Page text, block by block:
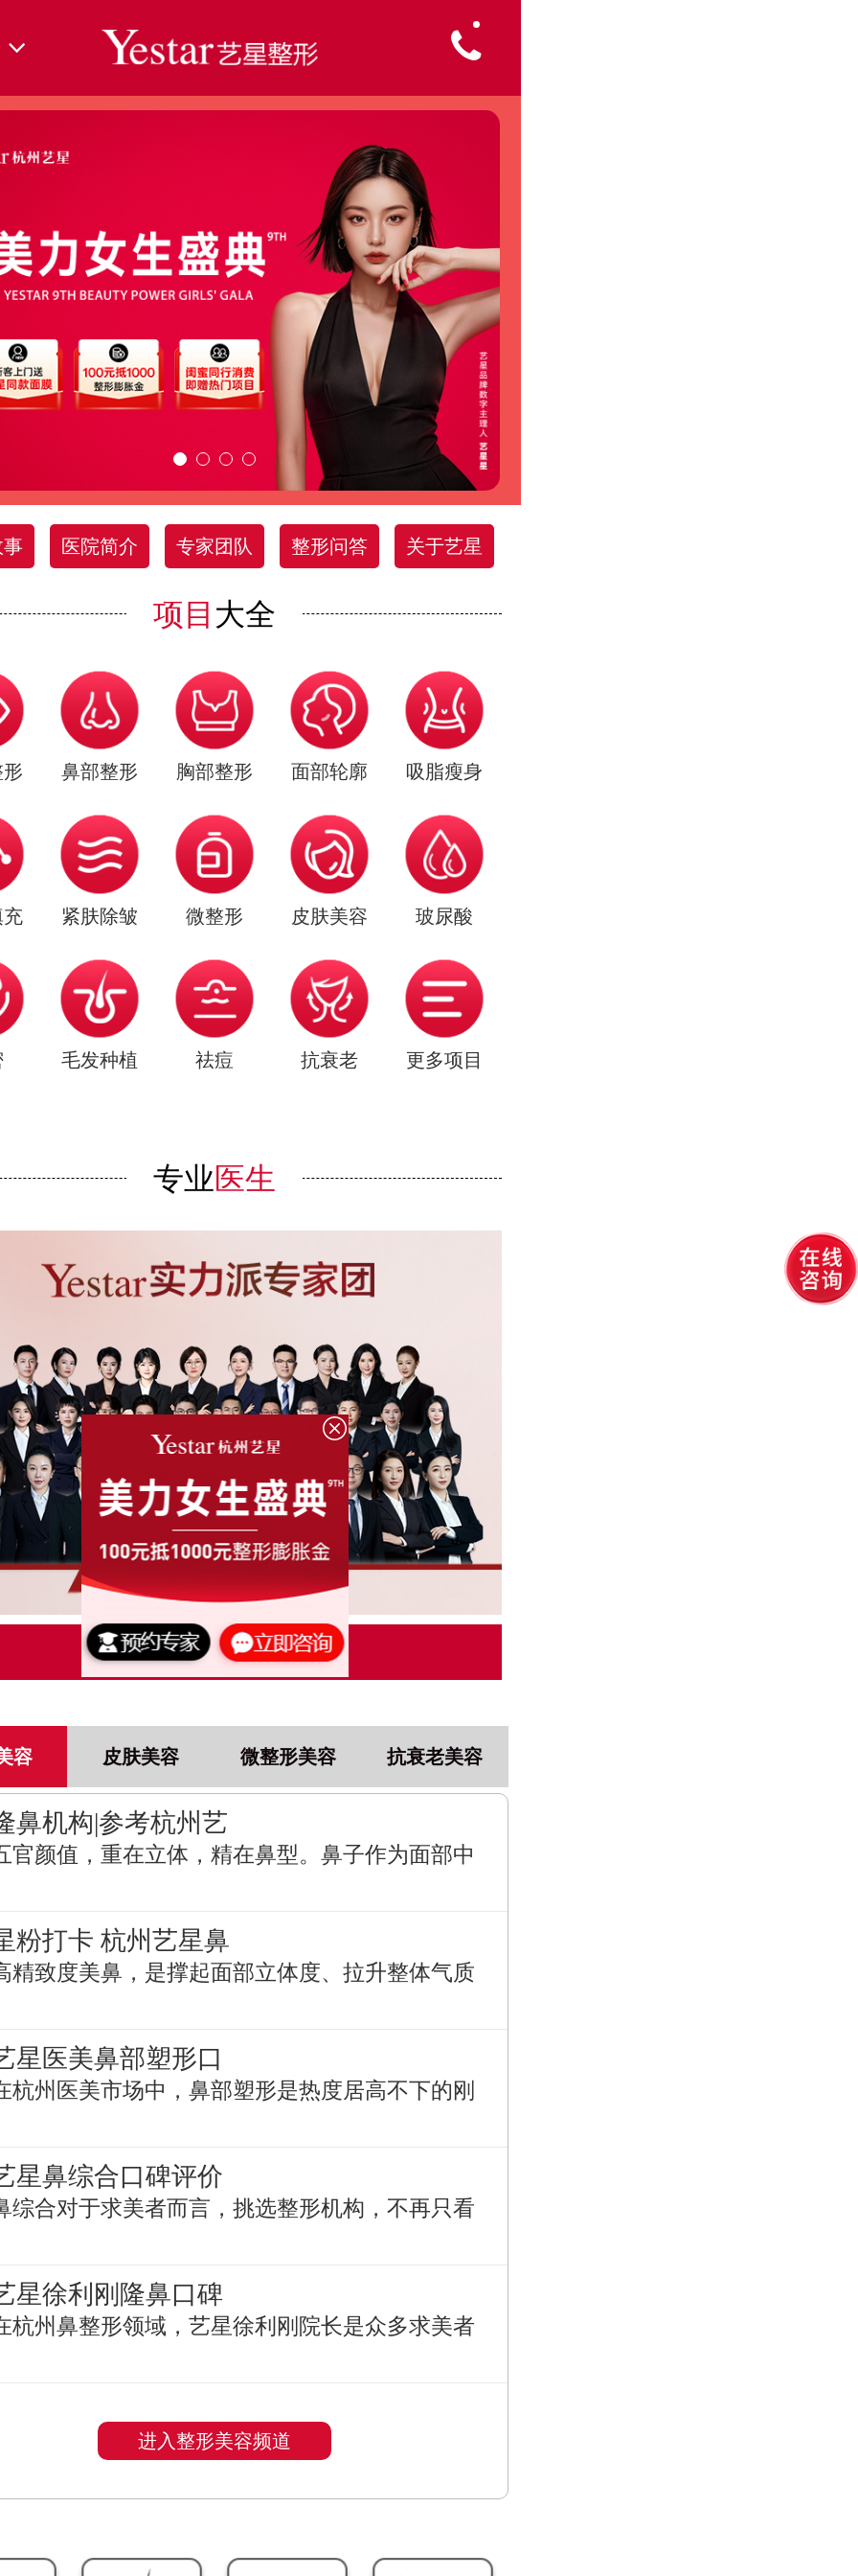
事 医院简介 专家团队 整形问答 关于艺星
项目 大全
鼻部整形 胸部整形 面部轮廓 吸脂瘦身
充 紧肤除皱 微整形 皮肤美容 玻尿酸
毛发种植 祛痘 抗衰老 更多项目
专业医生
点击了解更多
容 皮肤美容 微整形美容 抗衰老美容
鼻机构|参考杭州艺
官颜值，重在立体，精在鼻型。鼻子作为面部中
粉打卡 杭州艺星鼻
精致度美鼻，是撑起面部立体度、拉升整体气质
星医美鼻部塑形口
杭州医美市场中，鼻部塑形是热度居高不下的刚
星鼻综合口碑评价
综合对于求美者而言，挑选整形机构，不再只看
星徐利刚隆鼻口碑
杭州鼻整形领域，艺星徐利刚院长是众多求美者
进入整形美容频道